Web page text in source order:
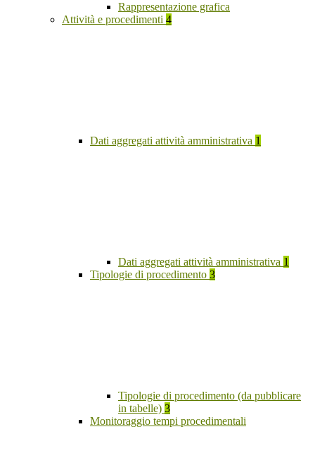
Rappresentazione grafica
Attività e procedimenti 4
Dati aggregati attività amministrativa 1
Dati aggregati attività amministrativa 1
Tipologie di procedimento 3
Tipologie di procedimento (da pubblicare
in tabelle) 3
Monitoraggio tempi procedimentali